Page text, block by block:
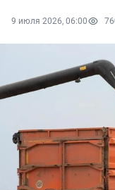
9 июля 2026, 06:00